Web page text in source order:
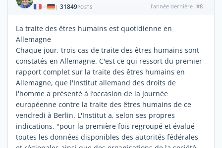
| 31849POSTS l'année dernière #8
La traite des êtres humains est quotidienne en
Allemagne
Chaque jour, trois cas de traite des êtres humains sont
constatés en Allemagne. C'est ce qui ressort du premier
rapport complet sur la traite des êtres humains en
Allemagne, que l'Institut allemand des droits de
l'homme a présenté à l’occasion de la Journée
européenne contre la traite des êtres humains de ce
vendredi à Berlin. L'Institut a, selon ses propres
indications, "pour la première fois regroupé et évalué
toutes les données disponibles des autorités fédérales